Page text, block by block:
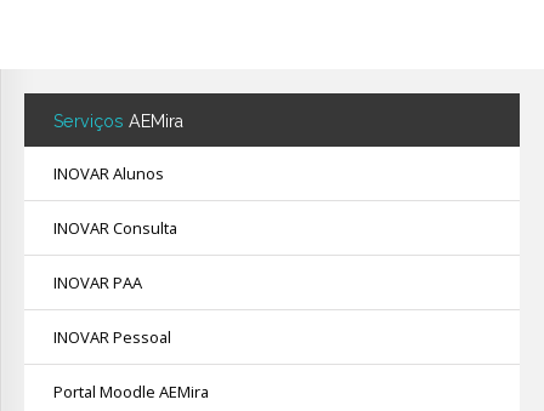
Serviços AEMira
INOVAR Alunos
INOVAR Consulta
INOVAR PAA
INOVAR Pessoal
Portal Moodle AEMira